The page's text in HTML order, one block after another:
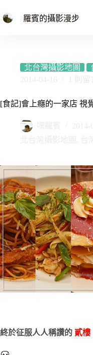
至
羅賓的攝影漫步
北台灣攝影地圖
[食記]會上癮的一家店 視
終於征服人人稱讚的 貳樓